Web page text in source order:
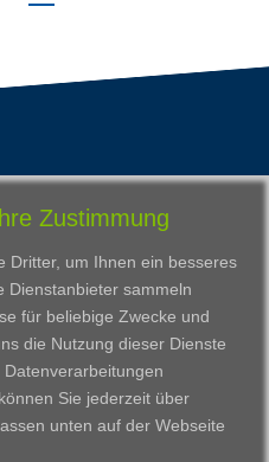
Main
Bildungsangebot
Ausbildung
Zertifikatslehrgänge
Fortbildung
Zustimmung
Dritter, um Ihnen ein besseres
Dienstanbieter sammeln
für beliebige Zwecke und
die Nutzung dieser Dienste
Sie jederzeit über
unten auf der Webseite